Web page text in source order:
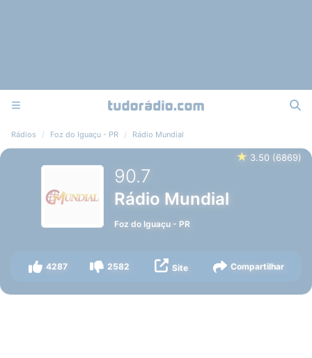
Rádios Foz do Iguaçu - PR Rádio Mundial
★ 3.50 (6869)
90.7
Rádio Mundial
Foz do Iguaçu - PR
4287 2582 Site Compartilhar